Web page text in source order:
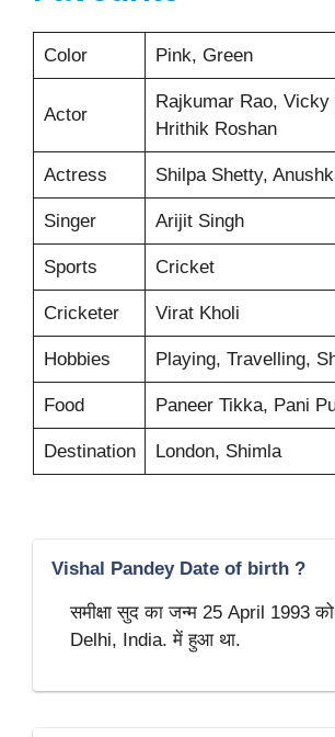
Color Pink, Green
Actor
Rajkumar Rao, Vicky
Hrithik Roshan
Actress Shilpa Shetty,
Singer Arijit Singh
Sports Cricket
Cricketer Virat Kholi
Hobbies Playing, Travelling,
Food Paneer Tikka, Pani
Destination London, Shimla
Vishal Pandey Date of birth ?
समीक्षा सुद का जन्म 25 April 1993
Delhi, India. में हुआ था.